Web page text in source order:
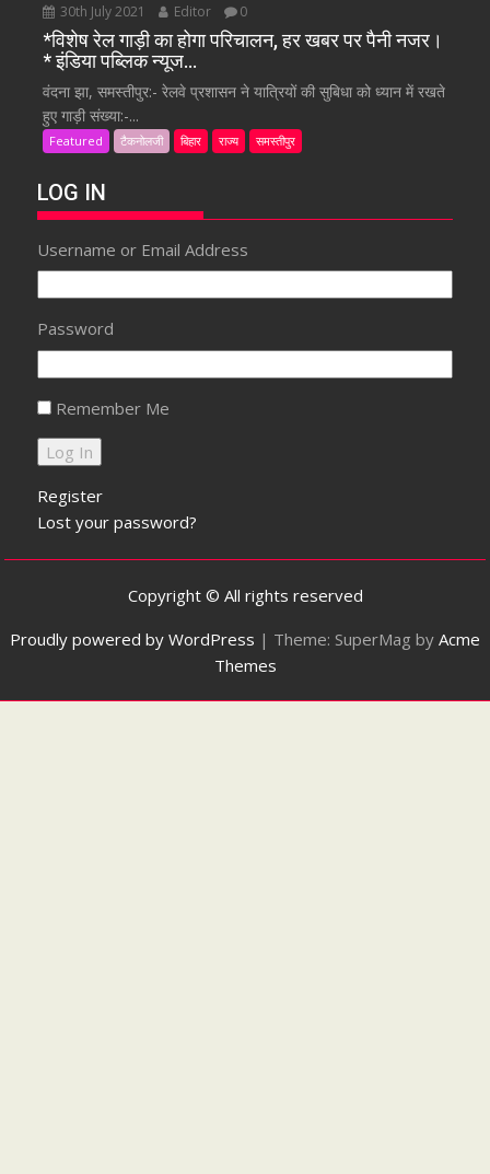
30th July 2021 Editor 0
*विशेष रेल गाड़ी का होगा परिचालन, हर खबर पर पैनी नजर।
* इंडिया पब्लिक न्यूज…
वंदना झा, समस्तीपुर:- रेलवे प्रशासन ने यात्रियों की सुबिधा को ध्यान में रखते
हुए गाड़ी संख्या:-...
Featured टैकनोलजी बिहार राज्य समस्तीपुर
LOG IN
Username or Email Address
Password
Remember Me
Register
Lost your password?
Copyright © All rights reserved
Proudly powered by WordPress | Theme: SuperMag by Acme
Themes